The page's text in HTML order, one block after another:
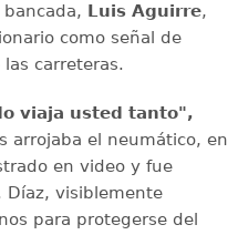
Luis Aguirre,
como señal de
carreteras.
viaja usted tanto",
arrojaba el neumático, en
en video y fue
Díaz, visiblemente
para protegerse del